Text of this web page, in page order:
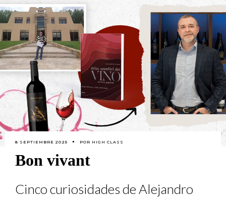
8 SEPTIEMBRE 2025 POR HIGH CLASS
Bon vivant
Cinco curiosidades de Alejandro